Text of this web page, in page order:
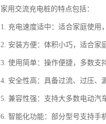
家用交流充电桩的特点包括：
1. 充电速度适中：适合家庭使用
2. 安装方便：体积小巧，适合家
3. 使用简单：操作便捷，多数支
4. 安全性高：具备过流、过压、
5. 兼容性强：支持大多数电动汽
6. 智能化功能：部分型号支持手